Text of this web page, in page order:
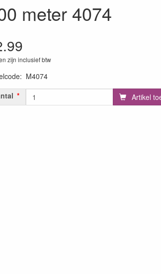
meter 4074
zijn inclusief btw
: M4074
Artikel